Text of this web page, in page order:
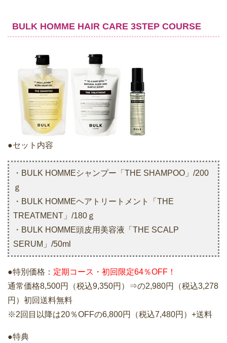
BULK HOMME HAIR CARE 3STEP COURSE
●セット内容
・BULK HOMMEシャンプー「THE SHAMPOO」/200
ｇ
・BULK HOMMEヘアトリートメント「THE
TREATMENT」/180ｇ
・BULK HOMME頭皮用美容液「THE SCALP
SERUM」/50ml
●特別価格： 定期コース・初回限定64％OFF！
通常価格8,500円（税込9,350円）⇒の2,980円（税込3,278
円）初回送料無料
※2回目以降は20％OFFの6,800円（税込7,480円）+送料
●特典